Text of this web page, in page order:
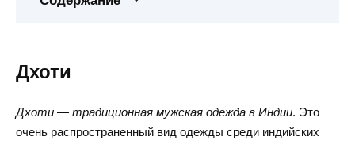
Дхоти
Дхоти — традиционная мужская одежда в Индии. Это
очень распространенный вид одежды среди индийских